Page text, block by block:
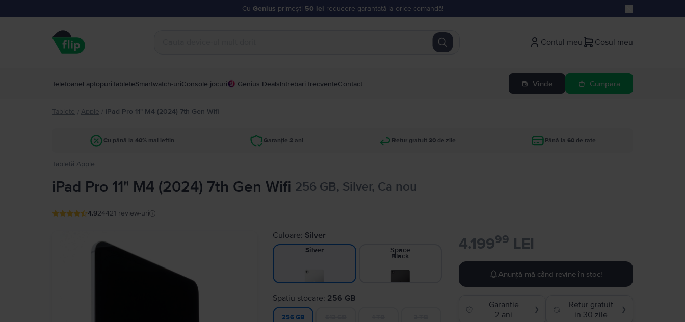
Cu Genius primești 50 lei reducere garantată la orice comandă!
Contul meu Cosul meu
TelefoaneLaptopuriTableteSmartwatch-uriConsole jocuri Genius DealsIntrebari frecventeContact Vinde Cumpara
Tablete / Apple / iPad Pro 11" M4 (2024) 7th Gen Wifi
Cu până la 40% mai ieftin Garanție 2 ani Retur gratuit 30 de zile Până la 60 de rate
Tabletă Apple
iPad Pro 11" M4 (2024) 7th Gen Wifi 256 GB, Silver, Ca nou
4.924421 review-uri
Culoare: Silver
Silver Space
Black
Spatiu stocare: 256 GB
256 GB
4.19999 LEI
Anunță-mă când revine în stoc!
Garantie
2 ani
❯
Retur gratuit
in 30 zile
❯